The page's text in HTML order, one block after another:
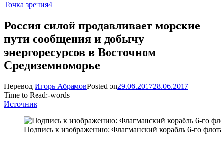
Точка зрения4
Россия силой продавливает морские
пути сообщения и добычу
энергоресурсов в Восточном
Средиземноморье
Перевод Игорь АбрамовPosted on29.06.201728.06.2017
Time to Read:-words
Источник
Подпись к изображению: Флагманский корабль 6-го